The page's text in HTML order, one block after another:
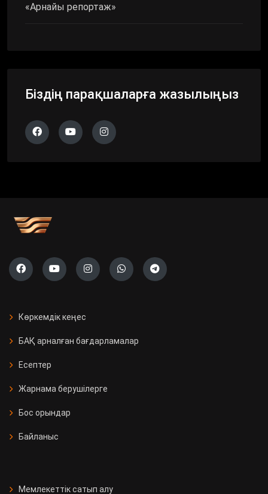
«Арнайы репортаж»
Біздің парақшаларға жазылыңыз
Көркемдік кеңес
БАҚ арналған бағдарламалар
Есептер
Жарнама берушілерге
Бос орындар
Байланыс
Мемлекеттік сатып алу